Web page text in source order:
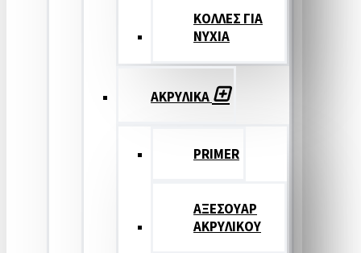
ΚΟΛΛΕΣ ΓΙΑ
ΝΥΧΙΑ
ΑΚΡΥΛΙΚΑ
PRIMER
ΑΞΕΣΟΥΑΡ
ΑΚΡΥΛΙΚΟΥ